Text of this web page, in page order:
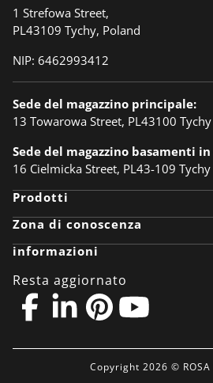
1 Strefowa Street,
PL43109 Tychy, Poland
NIP: 6462993412
Sede del magazzino principale:
13 Towarowa Street, PL43100 Tychy
Sede del magazzino basamenti
16 Cielmicka Street, PL43-109 Tychy
Prodotti
Pali
Illuminazione degli attraversamenti
Colonne e set di illuminazione
Fondazioni e cesti
Connettori da palo e accessori
Zona di conoscenza
Progettista
Anodizzazione
Ecologia
BIM Object
Linkedin
informazioni
Carriera
Notizia
Scaricare files
Contatto
sovvenzioni UE
Resta aggiornato
Copyright 2026 © ROSA